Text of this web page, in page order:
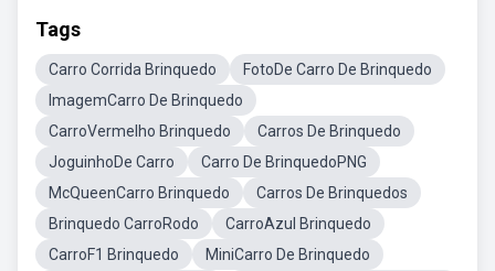
Tags
Carro Corrida Brinquedo
FotoDe Carro De Brinquedo
ImagemCarro De Brinquedo
CarroVermelho Brinquedo
Carros De Brinquedo
JoguinhoDe Carro
Carro De BrinquedoPNG
McQueenCarro Brinquedo
Carros De Brinquedos
Brinquedo CarroRodo
CarroAzul Brinquedo
CarroF1 Brinquedo
MiniCarro De Brinquedo